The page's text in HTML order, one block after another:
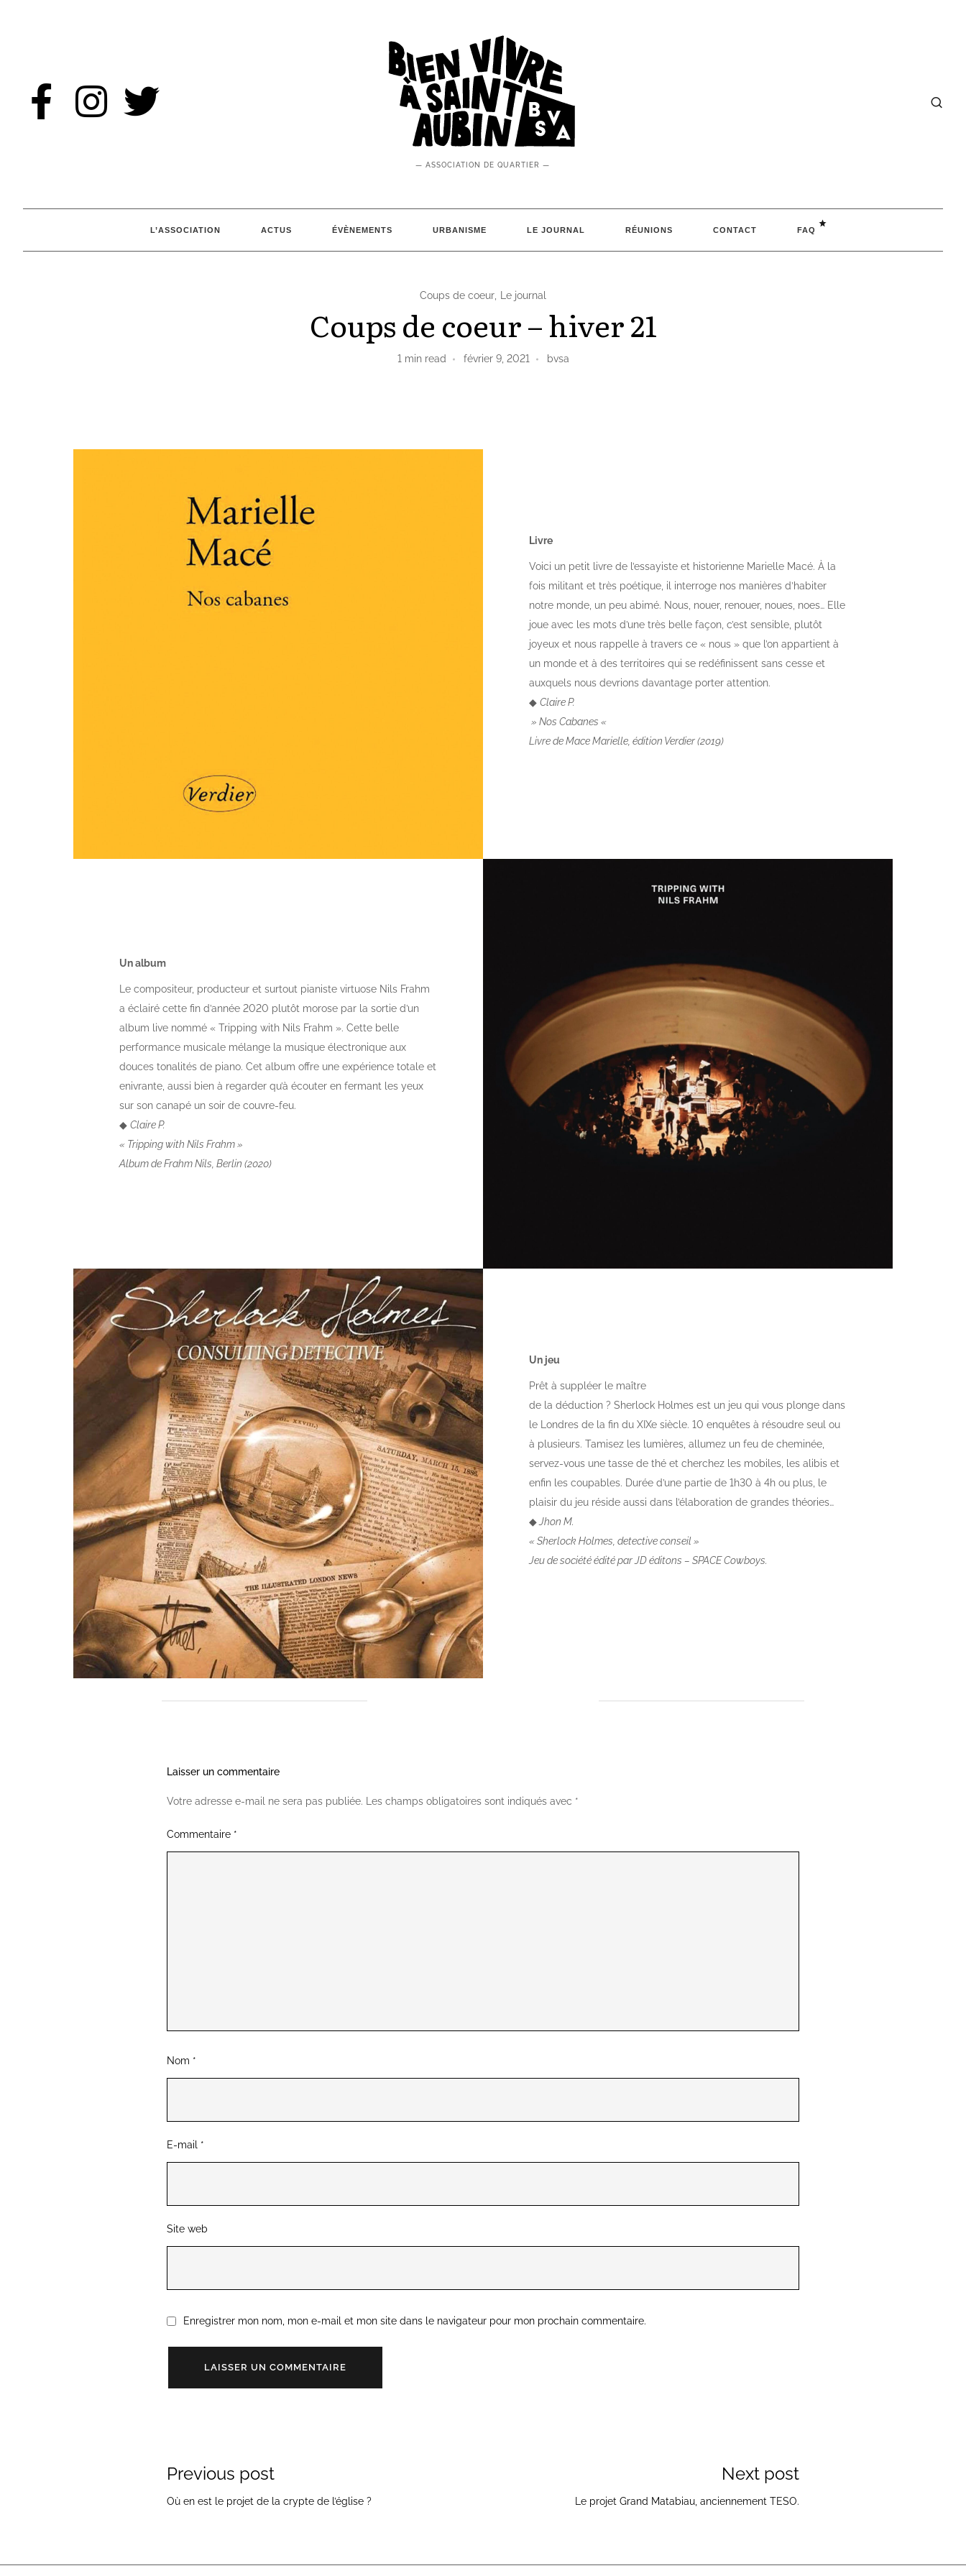
— ASSOCIATION DE QUARTIER —
L’ASSOCIATION ACTUS ÉVÈNEMENTS URBANISME LE JOURNAL RÉUNIONS CONTACT FAQ
Coups de coeur, Le journal
Coups de coeur – hiver 21
1 min read février 9, 2021 bvsa
Livre
Voici un petit livre de l’essayiste et historienne Marielle Macé. À la
fois militant et très poétique, il interroge nos manières d’habiter
notre monde, un peu abimé. Nous, nouer, renouer, noues, noes… Elle
joue avec les mots d’une très belle façon, c’est sensible, plutôt
joyeux et nous rappelle à travers ce « nous » que l’on appartient à
un monde et à des territoires qui se redéfinissent sans cesse et
auxquels nous devrions davantage porter attention.
◆ Claire P.
» Nos Cabanes «
Livre de Mace Marielle, édition Verdier (2019)
Un album
Le compositeur, producteur et surtout pianiste virtuose Nils Frahm
a éclairé cette fin d’année 2020 plutôt morose par la sortie d’un
album live nommé « Tripping with Nils Frahm ». Cette belle
performance musicale mélange la musique électronique aux
douces tonalités de piano. Cet album offre une expérience totale et
enivrante, aussi bien à regarder qu’à écouter en fermant les yeux
sur son canapé un soir de couvre-feu.
◆ Claire P.
« Tripping with Nils Frahm »
Album de Frahm Nils, Berlin (2020)
Un jeu
Prêt à suppléer le maître
de la déduction ? Sherlock Holmes est un jeu qui vous plonge dans
le Londres de la fin du XIXe siècle. 10 enquêtes à résoudre seul ou
à plusieurs. Tamisez les lumières, allumez un feu de cheminée,
servez-vous une tasse de thé et cherchez les mobiles, les alibis et
enfin les coupables. Durée d’une partie de 1h30 à 4h ou plus, le
plaisir du jeu réside aussi dans l’élaboration de grandes théories…
◆Jhon M.
« Sherlock Holmes, detective conseil »
Jeu de société édité par JD éditons – SPACE Cowboys.
Laisser un commentaire
Votre adresse e-mail ne sera pas publiée. Les champs obligatoires sont indiqués avec *
Commentaire *
Nom *
E-mail *
Site web
Enregistrer mon nom, mon e-mail et mon site dans le navigateur pour mon prochain commentaire.
Previous post
Où en est le projet de la crypte de l’église ?
Next post
Le projet Grand Matabiau, anciennement TESO.